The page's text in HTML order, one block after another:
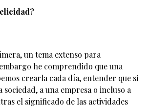
un tema extenso para
he comprendido que una
crearla cada día, entender que si
sociedad, a una empresa o incluso a
el significado de las actividades